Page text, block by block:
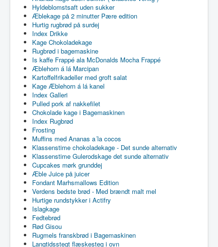
Hyldeblomstsaft uden sukker
Æblekage på 2 minutter Pære edition
Hurtig rugbrød på surdej
Index Drikke
Kage Chokoladekage
Rugbrød i bagemaskine
Is kaffe Frappé ala McDonalds Mocha Frappé
Æblehorn á lá Marcipan
Kartoffelfrikadeller med groft salat
Kage Æblehorn á lá kanel
Index Galleri
Pulled pork af nakkefilet
Chokolade kage i Bagemaskinen
Index Rugbrød
Frosting
Muffins med Ananas a´la cocos
Klassenstime chokoladekage - Det sunde alternativ
Klassenstime Gulerodskage det sunde alternativ
Cupcakes mørk grunddej
Æble Juice på juicer
Fondant Marhsmallows Edition
Verdens bedste brød - Med brændt malt mel
Hurtige rundstykker i Actifry
Islagkage
Fedtebrød
Rød Gisou
Rugmels franskbrød i Bagemaskinen
Langtidsstegt flæskesteg i ovn